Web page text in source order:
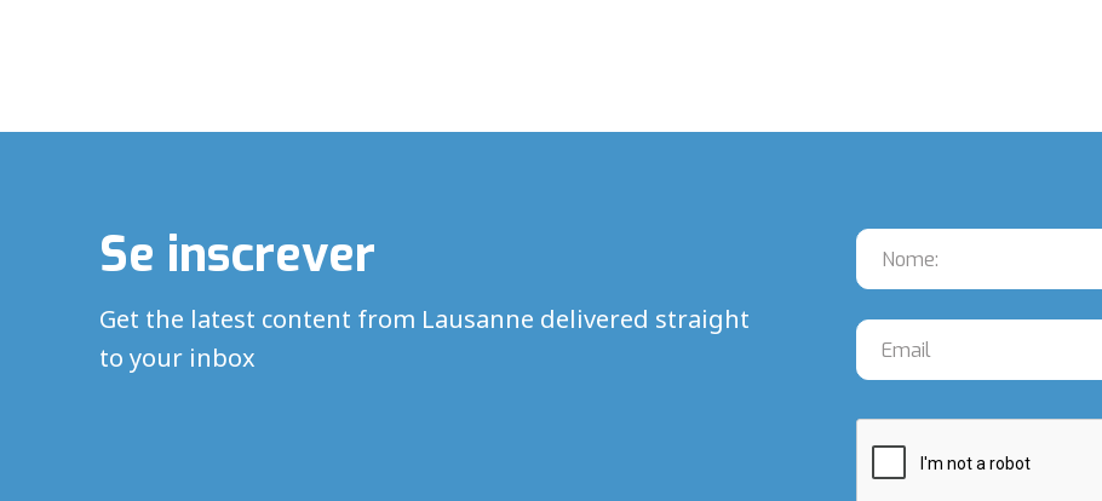
Se inscrever
Get the latest content from Lausanne delivered straight
to your inbox